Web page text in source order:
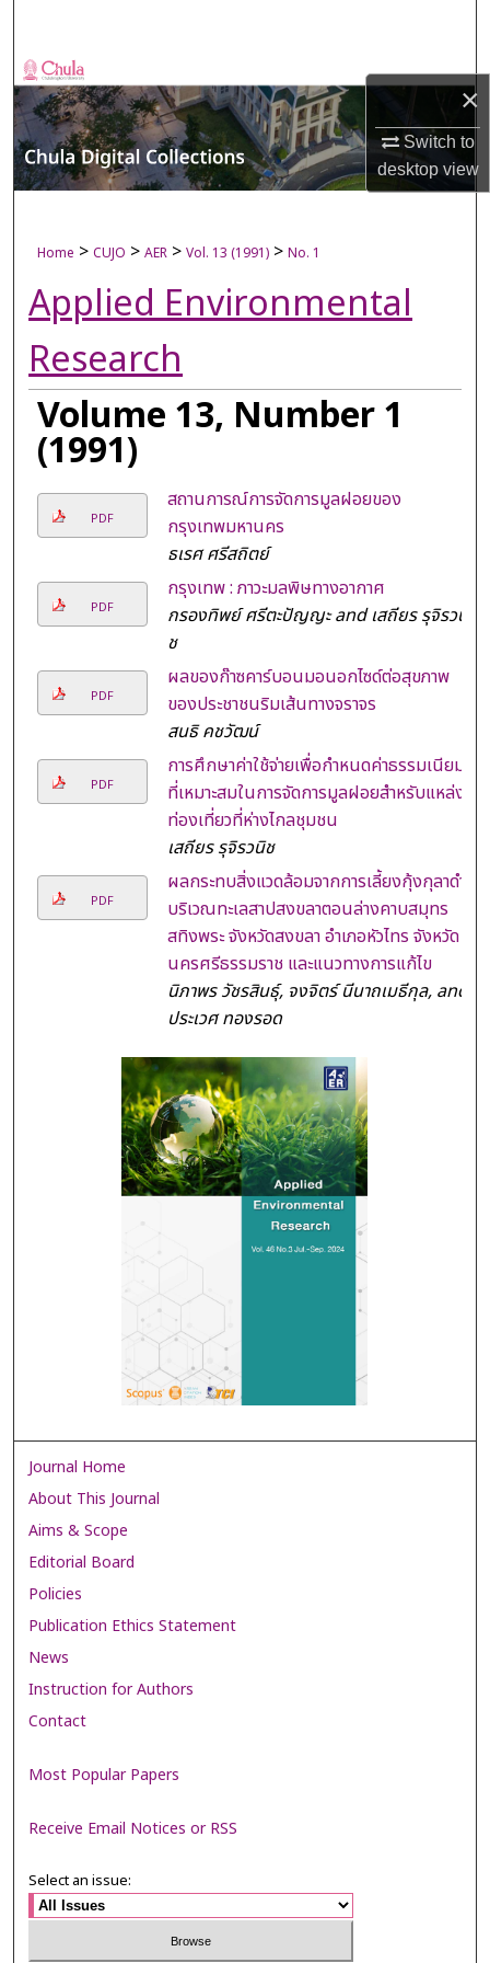
×
Switch to
desktopview
Browse Collections
My Account
About
Digital Commons Network™
Home > CUJO > AER > Vol. 13 (1991) > No. 1
Applied Environmental
Research
Volume 13, Number 1
(1991)
PDF
สถานการณ์การจัดการมูลฝอยของ
กรุงเทพมหานคร
ธเรศ ศรีสถิตย์
PDF
กรุงเทพ : ภาวะมลพิษทางอากาศ
กรองทิพย์ ศรีตะปัญญะ and เสถียร รุจิรวนิ
ช
PDF
ผลของก๊าซคาร์บอนมอนอกไซด์ต่อสุขภาพ
ของประชาชนริมเส้นทางจราจร
สนธิ คชวัฒน์
PDF
การศึกษาค่าใช้จ่ายเพื่อกําหนดค่าธรรมเนียม
ที่เหมาะสมในการจัดการมูลฝอยสําหรับแหล่ง
ท่องเที่ยวที่ห่างไกลชุมชน
เสถียร รุจิรวนิช
PDF
ผลกระทบสิ่งแวดล้อมจากการเลี้ยงกุ้งกุลาดํา
บริเวณทะเลสาปสงขลาตอนล่างคาบสมุทร
สทิงพระ จังหวัดสงขลา อําเภอหัวไทร จังหวัด
นครศรีธรรมราช และแนวทางการแก้ไข
นิภาพร วัชรสินธุ์, จงจิตร์ นีนาถเมธีกุล, and
ประเวศ ทองรอด
Journal Home
About This Journal
Aims & Scope
Editorial Board
Policies
Publication Ethics Statement
News
Instruction for Authors
Contact
Most Popular Papers
Receive Email Notices or RSS
Select an issue: